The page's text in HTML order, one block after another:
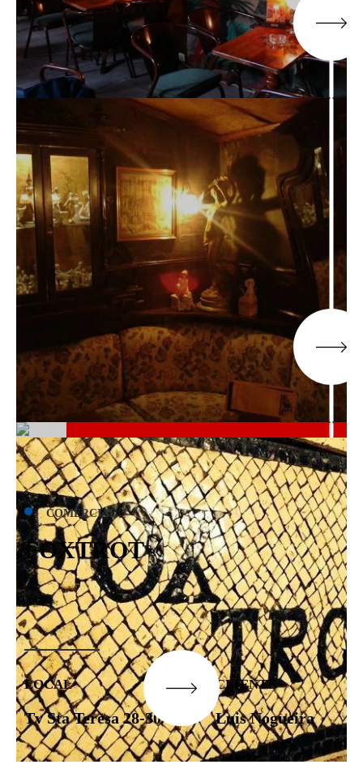
COMERCIAL
FOXTROT
LOCAL
Tv Sta Teresa 28-30
CLIENTE
Luis Nogueira